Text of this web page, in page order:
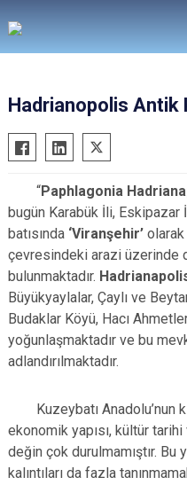
Hadrianopolis Antik
“Paphlagonia
bugün Karabük İli,
batısında ‘Viranşehir’ olarak
çevresindeki arazi üzerinde
bulunmaktadır.
Büyükyaylalar, Çaylı ve
Budaklar Köyü, Hacı
yoğunlaşmaktadır ve bu
adlandırılmaktadır.
Kuzeybatı Anadolu’nun
ekonomik yapısı, kültür
değin çok durulmamıştır.
kalıntıları da fazla